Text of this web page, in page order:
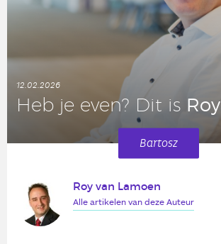
Heb je even? Dit is Roy
12.02.2026
Bartosz
Roy van Lamoen
Alle artikelen van deze Auteur